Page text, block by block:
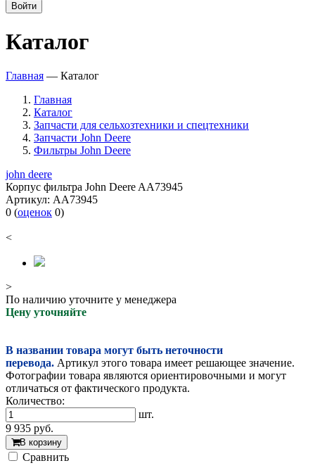
Войти
Каталог
Главная — Каталог
Главная
Каталог
Запчасти для сельхозтехники и спецтехники
Запчасти John Deere
Фильтры John Deere
john deere
Корпус фильтра John Deere AA73945
Артикул: AA73945
0 (оценок 0)
<
>
По наличию уточните у менеджера
Цену уточняйте
В названии товара могут быть неточности
перевода. Артикул этого товара имеет решающее значение.
Фотографии товара являются ориентировочными и могут
отличаться от фактического продукта.
Количество:
шт.
9 935 руб.
В корзину
Cравнить